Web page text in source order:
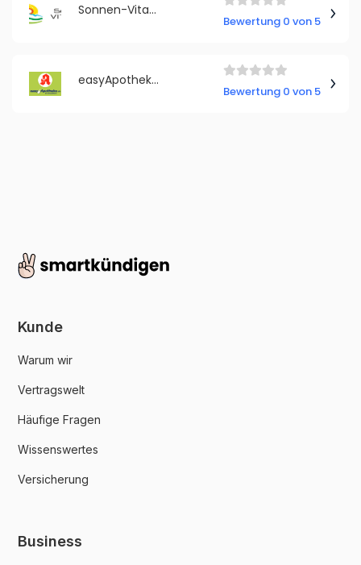
Sonnen-Vitamine
Bewertung 0 von 5
easyApotheke.de
Bewertung 0 von 5
Kunde
Warum wir
Vertragswelt
Häufige Fragen
Wissenswertes
Versicherung
Business